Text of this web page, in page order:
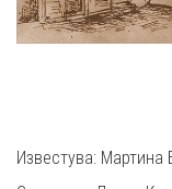
Известува: Мартина